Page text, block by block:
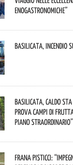
enogastronomiche”
Basilicata, incendio
Basilicata, caldo
prova campi di
piano
Frana Pisticci: